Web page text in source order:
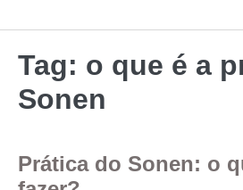
Tag: o que é a
Sonen
Prática do Sonen: o